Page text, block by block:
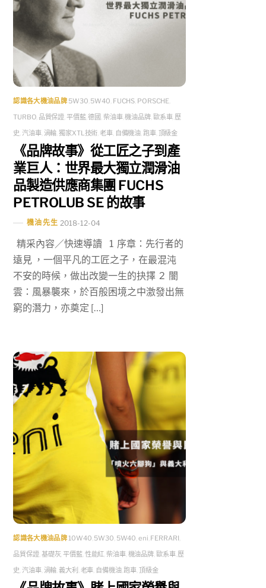
認識各大機油品牌 5W30,5W40, FUCHS, PORSCHE,
TURBO, 品質保證,平價藍,德國 ,柴油車,機油品牌,歐系車, 歷
史, 汽油車, 渦輪,獨家XTL技術,老車, 自備機油,跑車,頂級金
《品牌故事》從工匠之子到產
業巨人：世界最大獨立潤滑油
品製造供應商集團 FUCHS
PETROLUB SE 的故事
機油先生 2018-12-04
精采內容／快速導讀 1 序章：先行者的
遠見 ，一個平凡的工匠之子，在最混沌
不安的時候，做出改變一生的抉擇 2 闇
雲：風暴襲來，於百般困境之中激發出無
窮的潛力，亦奠定 […]
認識各大機油品牌10W40,5W30, 5W40,eni,FERRARI,
品質保證,基礎灰,平價藍,性能紅,柴油車,機油品牌, 歐系車, 歷
史, 汽油車, 渦輪, 義大利 ,老車, 自備機油,跑車,頂級金